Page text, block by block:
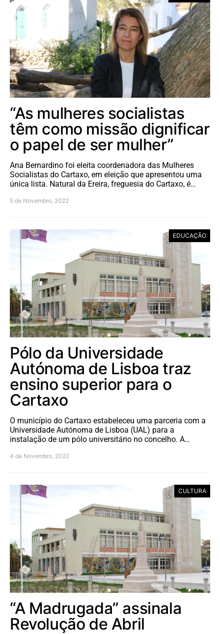
“As mulheres socialistas
têm como missão dignificar
o papel de ser mulher”
Ana Bernardino foi eleita coordenadora das Mulheres
Socialistas do Cartaxo, em eleição que apresentou uma
única lista. Natural da Ereira, freguesia do Cartaxo, é…
5 de Novembro, 2022
EDUCAÇÃO
Pólo da Universidade
Autónoma de Lisboa traz
ensino superior para o
Cartaxo
O município do Cartaxo estabeleceu uma parceria com a
Universidade Autónoma de Lisboa (UAL) para a
instalação de um pólo universitário no concelho. A…
4 de Novembro, 2022
CULTURA
“A Madrugada” assinala
Revolução de Abril